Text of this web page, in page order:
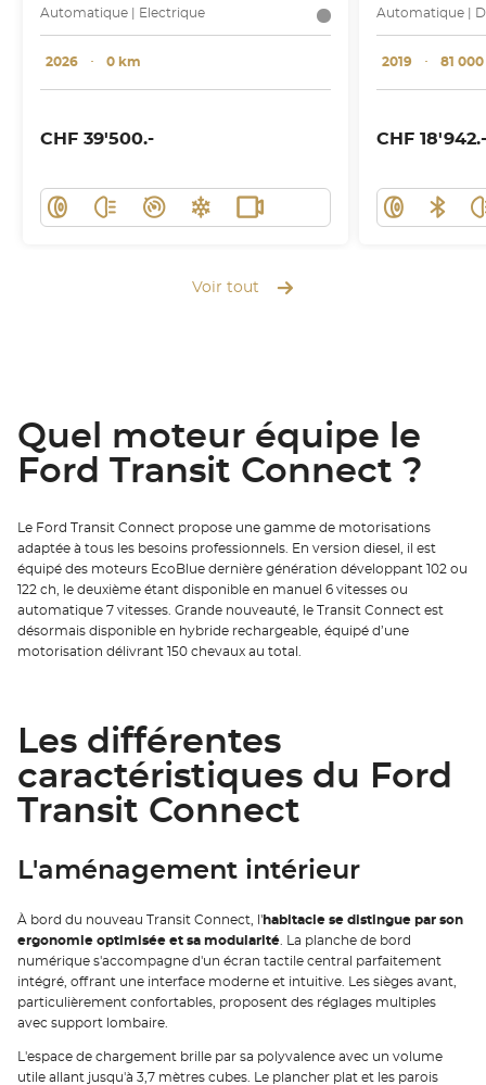
Automatique | Electrique
2026 ･ 0 km
CHF 39'500.-
Automatique |
2019 ･ 81
CHF 18'942.-
Voir tout
Quel moteur équipe le
Ford Transit Connect ?
Le Ford Transit Connect propose une gamme de motorisations
adaptée à tous les besoins professionnels. En version diesel, il est
équipé des moteurs EcoBlue dernière génération développant 102 ou
122 ch, le deuxième étant disponible en manuel 6 vitesses ou
automatique 7 vitesses. Grande nouveauté, le Transit Connect est
désormais disponible en hybride rechargeable, équipé d’une
motorisation délivrant 150 chevaux au total.
Les différentes
caractéristiques du Ford
Transit Connect
L'aménagement intérieur
À bord du nouveau Transit Connect, l'habitacle se distingue par son
ergonomie optimisée et sa modularité . La planche de bord
numérique s'accompagne d'un écran tactile central parfaitement
intégré, offrant une interface moderne et intuitive. Les sièges avant,
particulièrement confortables, proposent des réglages multiples
avec support lombaire.
L'espace de chargement brille par sa polyvalence avec un volume
utile allant jusqu'à 3,7 mètres cubes. Le plancher plat et les parois